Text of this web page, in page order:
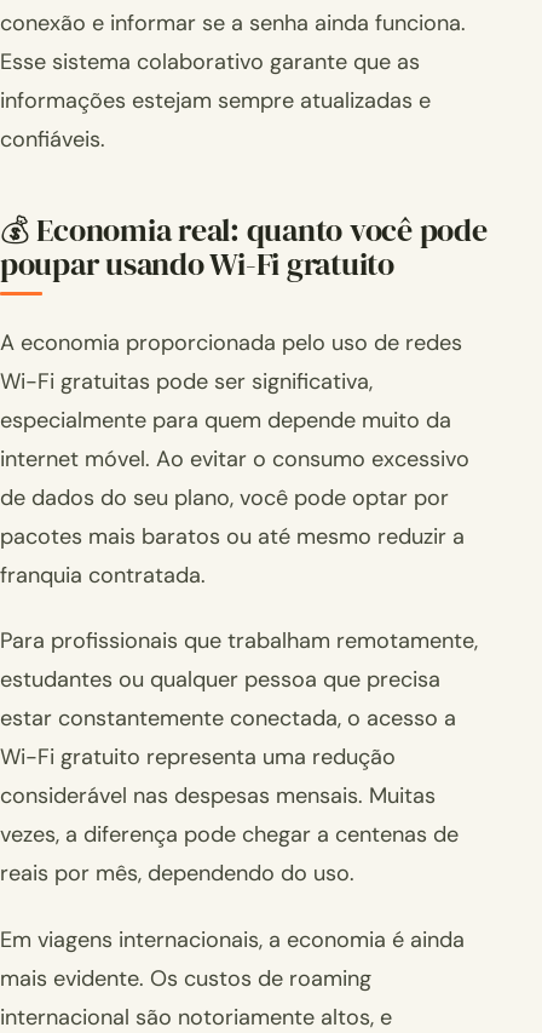
conexão e informar se a senha ainda funciona.
Esse sistema colaborativo garante que as
informações estejam sempre atualizadas e
confiáveis.
💰 Economia real: quanto você pode
poupar usando Wi-Fi gratuito
A economia proporcionada pelo uso de redes
Wi-Fi gratuitas pode ser significativa,
especialmente para quem depende muito da
internet móvel. Ao evitar o consumo excessivo
de dados do seu plano, você pode optar por
pacotes mais baratos ou até mesmo reduzir a
franquia contratada.
Para profissionais que trabalham remotamente,
estudantes ou qualquer pessoa que precisa
estar constantemente conectada, o acesso a
Wi-Fi gratuito representa uma redução
considerável nas despesas mensais. Muitas
vezes, a diferença pode chegar a centenas de
reais por mês, dependendo do uso.
Em viagens internacionais, a economia é ainda
mais evidente. Os custos de roaming
internacional são notoriamente altos, e